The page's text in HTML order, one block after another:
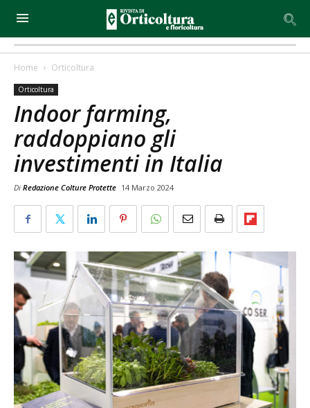
Home Orticoltura
Orticoltura
Indoor farming,
raddoppiano gli
investimenti in Italia
Di Redazione Colture Protette 14 Marzo 2024